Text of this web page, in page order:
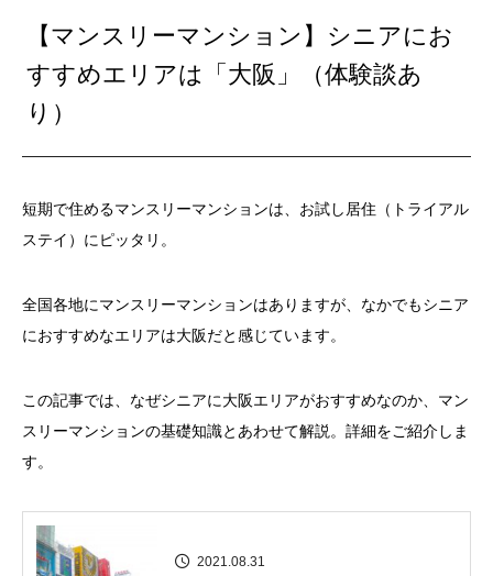
【マンスリーマンション】シニアにお
すすめエリアは「大阪」（体験談あ
り）
短期で住めるマンスリーマンションは、お試し居住（トライアル
ステイ）にピッタリ。
全国各地にマンスリーマンションはありますが、なかでもシニア
におすすめなエリアは大阪だと感じています。
この記事では、なぜシニアに大阪エリアがおすすめなのか、マン
スリーマンションの基礎知識とあわせて解説。詳細をご紹介しま
す。
2021.08.31